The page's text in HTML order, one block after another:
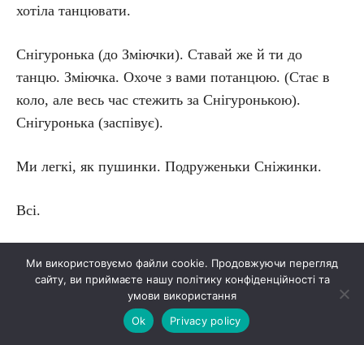
хотіла танцювати.
Снігуронька (до Зміючки). Ставай же й ти до
танцю. Зміючка. Охоче з вами потанцюю. (Стає в
коло, але весь час стежить за Снігуронькою).
Снігуронька (заспівує).
Ми легкі, як пушинки. Подруженьки Сніжинки.
Всі.
ми тут зібралися Наш Новий рік стрічать.
Ми використовуємо файли cookie. Продовжуючи перегляд
сайту, ви приймаєте нашу політику конфіденційності та
умови використання
Ok
Privacy policy